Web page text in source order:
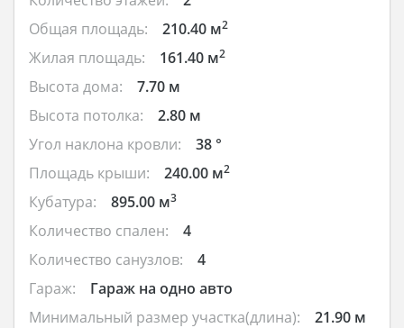
Общая площадь:
210.40 м2
Жилая площадь: 161.40 м2
Высота дома:
7.70 м
Высота потолка:
2.80 м
Угол наклона кровли:
38 °
Площадь крыши:
240.00 м2
Кубатура: 895.00 м3
Количество спален:
4
Количество санузлов:
4
Гараж:
Гараж на одно авто
Минимальный размер участка(длина):
21.90 м